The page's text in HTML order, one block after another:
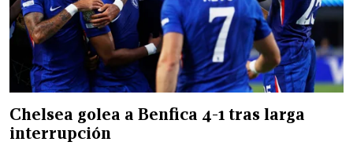
Chelsea golea a Benfica 4-1 tras larga
interrupción